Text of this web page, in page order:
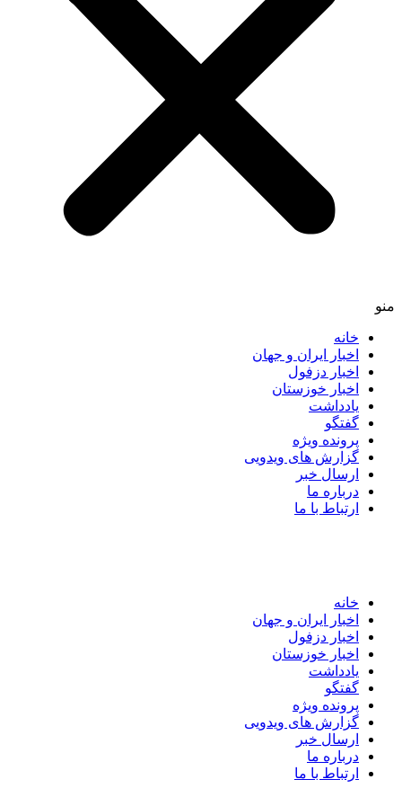
منو
خانه
اخبار ایران و جهان
اخبار دزفول
اخبار خوزستان
یادداشت
گفتگو
پرونده ویژه
گزارش های ویدویی
ارسال خبر
درباره ما
ارتباط با ما
خانه
اخبار ایران و جهان
اخبار دزفول
اخبار خوزستان
یادداشت
گفتگو
پرونده ویژه
گزارش های ویدویی
ارسال خبر
درباره ما
ارتباط با ما